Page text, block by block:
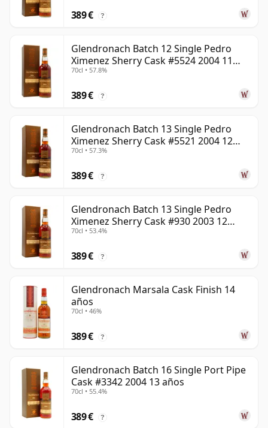
389 € ?
Glendronach Batch 12 Single Pedro
Ximenez Sherry Cask #5524 2004 11
años
70cl • 57.8%
389 € ?
Glendronach Batch 13 Single Pedro
Ximenez Sherry Cask #5521 2004 12
años
70cl • 57.3%
389 € ?
Glendronach Batch 13 Single Pedro
Ximenez Sherry Cask #930 2003 12
años
70cl • 53.4%
389 € ?
Glendronach Marsala Cask Finish 14
años
70cl • 46%
389 € ?
Glendronach Batch 16 Single Port Pipe
Cask #3342 2004 13 años
70cl • 55.4%
389 € ?